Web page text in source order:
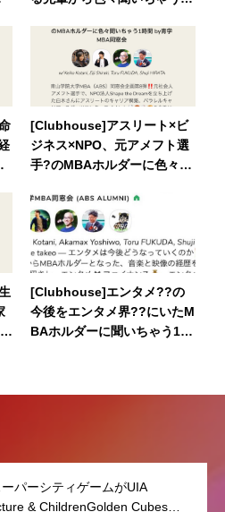
[Clubhouse]アスリート×ビ
ジネス×NPO、元アメフト選
手?のMBAホルダーに色々聞
同窓会
[Clubhouse]エンタメ??の
今後をエンタメ界??にいたM
BAホルダーに聞いちゃう1時
パーシティゲームがUIA
& ChildrenGolden Cubes